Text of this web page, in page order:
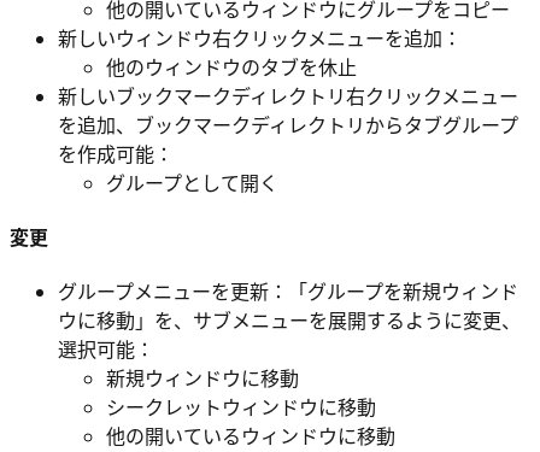
他の開いているウィンドウにグループをコピー
新しいウィンドウ右クリックメニューを追加：
他のウィンドウのタブを休止
新しいブックマークディレクトリ右クリックメニュー
を追加、ブックマークディレクトリからタブグループ
を作成可能：
グループとして開く
変更
グループメニューを更新：「グループを新規ウィンド
ウに移動」を、サブメニューを展開するように変更、
選択可能：
新規ウィンドウに移動
シークレットウィンドウに移動
他の開いているウィンドウに移動